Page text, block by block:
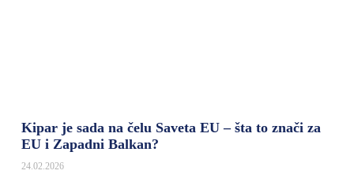
Kipar je sada na čelu Saveta EU – šta to znači za
EU i Zapadni Balkan?
24.02.2026